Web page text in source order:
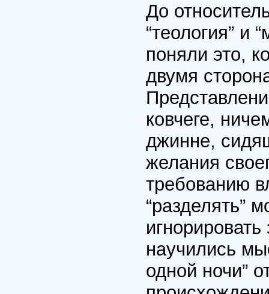
До
“теология” и
поняли это,
двумя
ковчеге,
джинне,
желания
требованию
“разделять”
научились
одной ночи”